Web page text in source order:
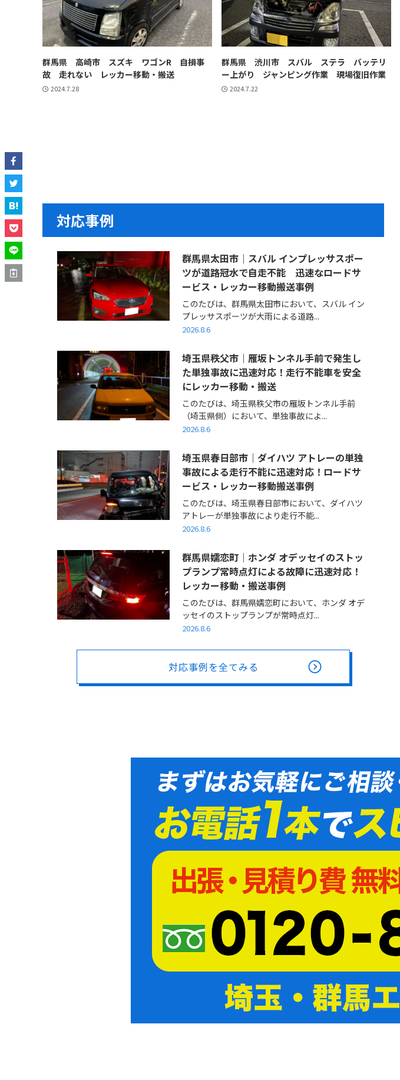
群馬県 高崎市 スズキ ワゴンR 自損事
故 走れない レッカー移動・搬送
2024.7.28
群馬県 渋川市 スバル ステラ バッテリ
ー上がり ジャンピング作業 現場復旧作業
2024.7.22
対応事例
群馬県太田市｜スバル インプレッサスポー
ツが道路冠水で自走不能 迅速なロードサ
ービス・レッカー移動搬送事例
このたびは、群馬県太田市において、スバル イン
プレッサスポーツが大雨による道路...
2026.8.6
埼玉県秩父市｜雁坂トンネル手前で発生し
た単独事故に迅速対応！走行不能車を安全
にレッカー移動・搬送
このたびは、埼玉県秩父市の雁坂トンネル手前
（埼玉県側）において、単独事故によ...
2026.8.6
埼玉県春日部市｜ダイハツ アトレーの単独
事故による走行不能に迅速対応！ロードサ
ービス・レッカー移動搬送事例
このたびは、埼玉県春日部市において、ダイハツ
アトレーが単独事故により走行不能...
2026.8.6
群馬県嬬恋町｜ホンダ オデッセイのストッ
プランプ常時点灯による故障に迅速対応！
レッカー移動・搬送事例
このたびは、群馬県嬬恋町において、ホンダ オデ
ッセイのストップランプが常時点灯...
2026.8.6
対応事例を全てみる